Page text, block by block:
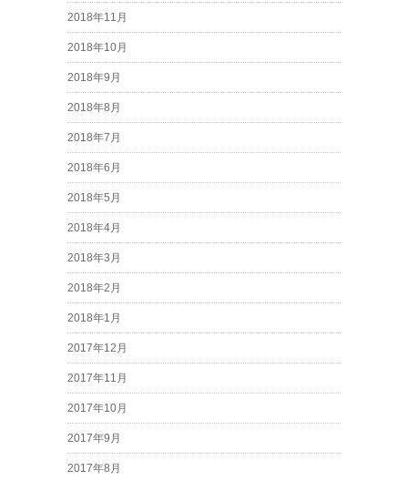
2018年11月
2018年10月
2018年9月
2018年8月
2018年7月
2018年6月
2018年5月
2018年4月
2018年3月
2018年2月
2018年1月
2017年12月
2017年11月
2017年10月
2017年9月
2017年8月